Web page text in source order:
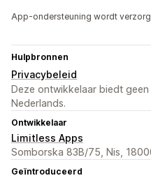
App-ondersteuning wordt
Hulpbronnen
Privacybeleid
Deze ontwikkelaar biedt
Nederlands.
Ontwikkelaar
Limitless Apps
Somborska 83B/75, Nis,
Geïntroduceerd